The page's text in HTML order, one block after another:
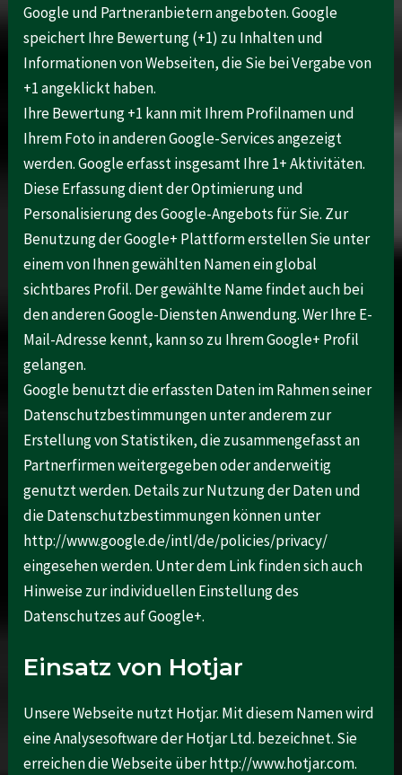
Google und Partneranbietern angeboten. Google
speichert Ihre Bewertung (+1) zu Inhalten und
Informationen von Webseiten, die Sie bei Vergabe von
+1 angeklickt haben.
Ihre Bewertung +1 kann mit Ihrem Profilnamen und
Ihrem Foto in anderen Google-Services angezeigt
werden. Google erfasst insgesamt Ihre 1+ Aktivitäten.
Diese Erfassung dient der Optimierung und
Personalisierung des Google-Angebots für Sie. Zur
Benutzung der Google+ Plattform erstellen Sie unter
einem von Ihnen gewählten Namen ein global
sichtbares Profil. Der gewählte Name findet auch bei
den anderen Google-Diensten Anwendung. Wer Ihre E-
Mail-Adresse kennt, kann so zu Ihrem Google+ Profil
gelangen.
Google benutzt die erfassten Daten im Rahmen seiner
Datenschutzbestimmungen unter anderem zur
Erstellung von Statistiken, die zusammengefasst an
Partnerfirmen weitergegeben oder anderweitig
genutzt werden. Details zur Nutzung der Daten und
die Datenschutzbestimmungen können unter
http://www.google.de/intl/de/policies/privacy/
eingesehen werden. Unter dem Link finden sich auch
Hinweise zur individuellen Einstellung des
Datenschutzes auf Google+.
Einsatz von Hotjar
Unsere Webseite nutzt Hotjar. Mit diesem Namen wird
eine Analysesoftware der Hotjar Ltd. bezeichnet. Sie
erreichen die Webseite über http://www.hotjar.com.